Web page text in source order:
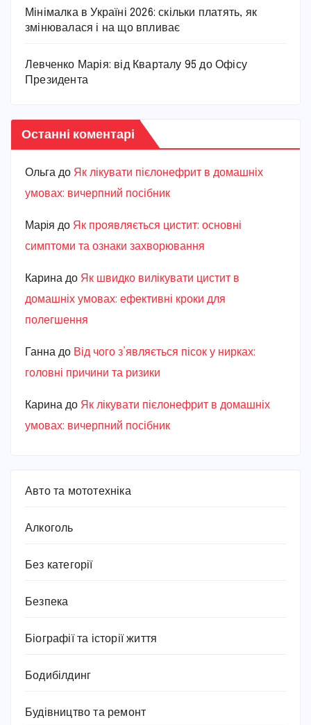
Мінімалка в Україні 2026: скільки платять, як
змінювалася і на що впливає
Левченко Марія: від Кварталу 95 до Офісу
Президента
Останні коментарі
Ольга до Як лікувати пієлонефрит в домашніх
умовах: вичерпний посібник
Марiя до Як проявляється цистит: основні
симптоми та ознаки захворювання
Карина до Як швидко вилікувати цистит в
домашніх умовах: ефективні кроки для
полегшення
Ганна до Від чого з’являється пісок у нирках:
головні причини та ризики
Карина до Як лікувати пієлонефрит в домашніх
умовах: вичерпний посібник
Авто та мототехніка
Алкоголь
Без категорії
Безпека
Біографії та історії життя
Бодибілдинг
Будівництво та ремонт